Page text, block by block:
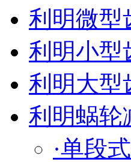
利明微型
利明小型
利明大型
利明蜗轮
·单段